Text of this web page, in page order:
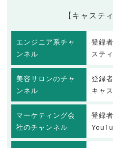
【キャステ
エンジニア系チャ
ンネル
登録
ステ
美容サロンのチャ
ンネル
登録
キャ
マーケティング会
社のチャンネル
登録